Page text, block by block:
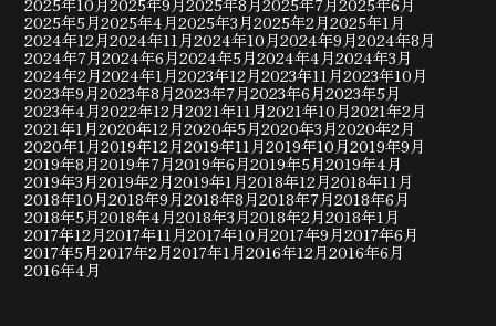
2025年10月2025年9月2025年8月2025年7月2025年6月
2025年5月2025年4月2025年3月2025年2月2025年1月
2024年12月2024年11月2024年10月2024年9月2024年8月
2024年7月2024年6月2024年5月2024年4月2024年3月
2024年2月2024年1月2023年12月2023年11月2023年10月
2023年9月2023年8月2023年7月2023年6月2023年5月
2023年4月2022年12月2021年11月2021年10月2021年2月
2021年1月2020年12月2020年5月2020年3月2020年2月
2020年1月2019年12月2019年11月2019年10月2019年9月
2019年8月2019年7月2019年6月2019年5月2019年4月
2019年3月2019年2月2019年1月2018年12月2018年11月
2018年10月2018年9月2018年8月2018年7月2018年6月
2018年5月2018年4月2018年3月2018年2月2018年1月
2017年12月2017年11月2017年10月2017年9月2017年6月
2017年5月2017年2月2017年1月2016年12月2016年6月
2016年4月